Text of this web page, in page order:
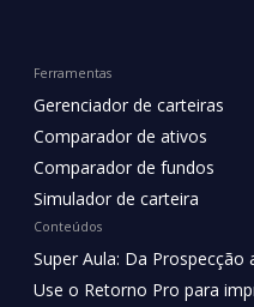
Ferramentas
Gerenciador de carteiras
Comparador de ativos
Comparador de fundos
Simulador de carteira
Conteúdos
Super Aula: Da Prospecção
Use o Retorno Pro para